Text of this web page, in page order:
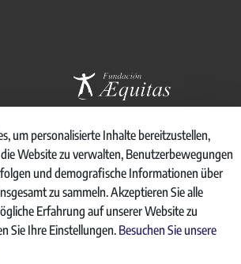
DEL NOTARIO
DE INFORMACIÓN
DE ACTIVIDADES DE TRATAMIENTO
um personalisierte Inhalte bereitzustellen,
Website zu verwalten, Benutzerbewegungen
und demografische Informationen über
zu sammeln. Akzeptieren Sie alle
Erfahrung auf unserer Website zu
Sie Ihre Einstellungen. Besuchen Sie unsere